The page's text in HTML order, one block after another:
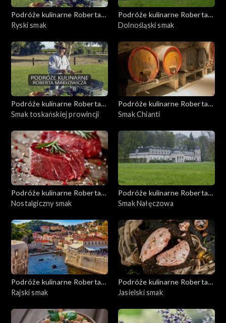
Podróże kulinarne Roberta
Makłowicza
Ryski smak
Podróże kulinarne Roberta
Makłowicza
Dolnośląski smak
Podróże kulinarne Roberta
Makłowicza
Smak toskańskiej prowincji
Podróże kulinarne Roberta
Makłowicza
Smak Chianti
Podróże kulinarne Roberta
Makłowicza
Nostalgiczny smak
Podróże kulinarne Roberta
Makłowicza
Smak Nałęczowa
Podróże kulinarne Roberta
Makłowicza
Rajski smak
Podróże kulinarne Roberta
Makłowicza
Jasielski smak